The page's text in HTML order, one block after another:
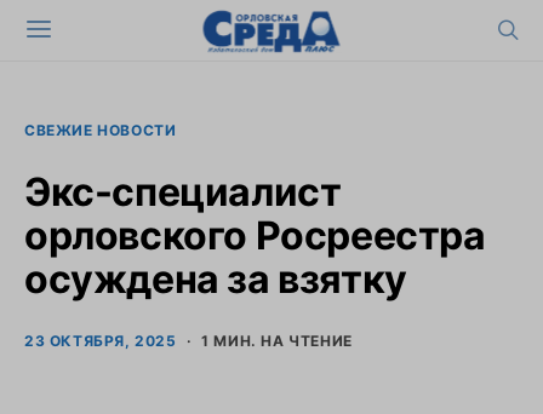
СВЕЖИЕ НОВОСТИ
Экс-специалист
орловского Росреестра
осуждена за взятку
23 ОКТЯБРЯ, 2025 1 МИН. НА ЧТЕНИЕ